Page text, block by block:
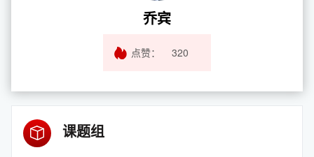
乔宾
点赞： 320
课题组